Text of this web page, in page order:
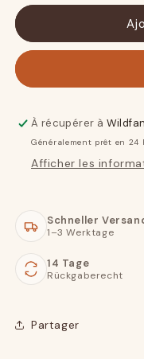
Angus
sans
céréales
sans
À récupérer à
Généralement prêt en 24
Afficher les
Schneller
1–3 Werktage
14 Tage
Rückgaberecht
Partager